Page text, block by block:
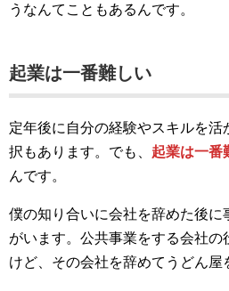
うなんてこともあるんです。
起業は一番難しい
定年後に自分の経験やスキルを活
択もあります。でも、 起業は一番
んです。
僕の知り合いに会社を辞めた後に
がいます。公共事業をする会社の
けど、その会社を辞めてうどん屋